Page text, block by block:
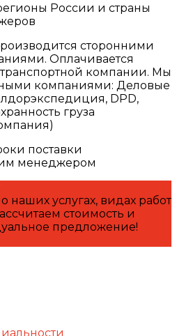
России и страны
сторонними
Оплачивается
компании. Мы
компаниями: Деловые
DPD,
груза
поставки
менеджером
наших услугах, видах работ
стоимость и
предложение!